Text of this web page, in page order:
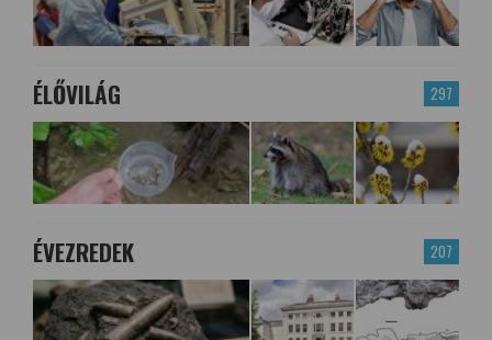
297
ÉLŐVILÁG
207
ÉVEZREDEK